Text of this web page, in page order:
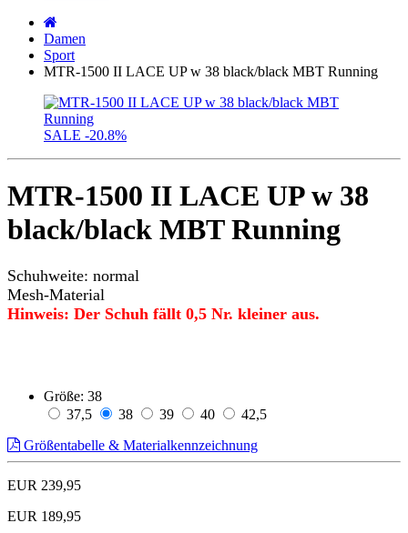
Damen
Sport
MTR-1500 II LACE UP w 38 black/black MBT Running
SALE -20.8%
MTR-1500 II LACE UP w 38
black/black MBT Running
Schuhweite: normal
Mesh-Material
Hinweis: Der Schuh fällt 0,5 Nr. kleiner aus.
Größe: 38
37,5
38 39 40
42,5
Größentabelle & Materialkennzeichnung
EUR 239,95
EUR 189,95